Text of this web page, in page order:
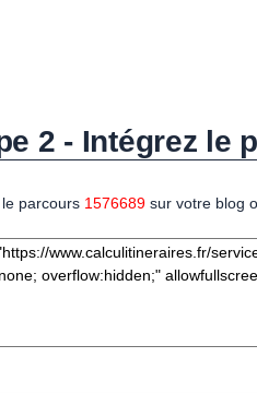
2 - Intégrez le
parcours 1576689 sur votre blog